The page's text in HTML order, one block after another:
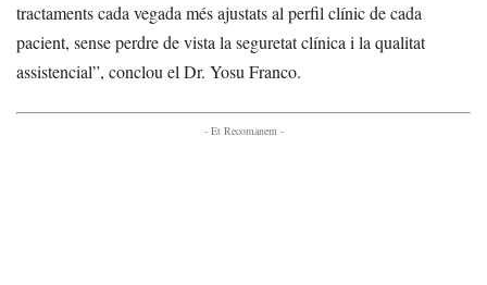
tractaments cada vegada més ajustats al perfil clínic de cada
pacient, sense perdre de vista la seguretat clínica i la qualitat
assistencial”, conclou el Dr. Yosu Franco.
- Et Recomanem -